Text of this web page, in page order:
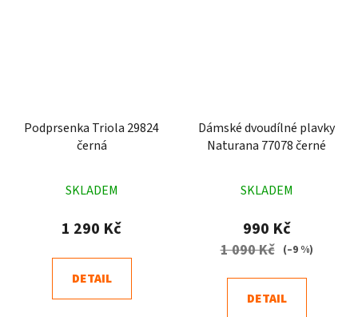
Podprsenka Triola 29824
černá
hodnocení
produktu
5,0
z
SKLADEM
1 290 Kč
DETAIL
Dámské dvoudílné plavky
Naturana 77078 černé
hodnocení
produktu
je
z
5
SKLADEM
990 Kč
1 090 Kč (–9 %)
DETAIL